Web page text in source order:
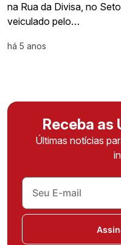
na Rua da Divisa, no
veiculado pelo…
há 5 anos
Receba as
Últimas notícias